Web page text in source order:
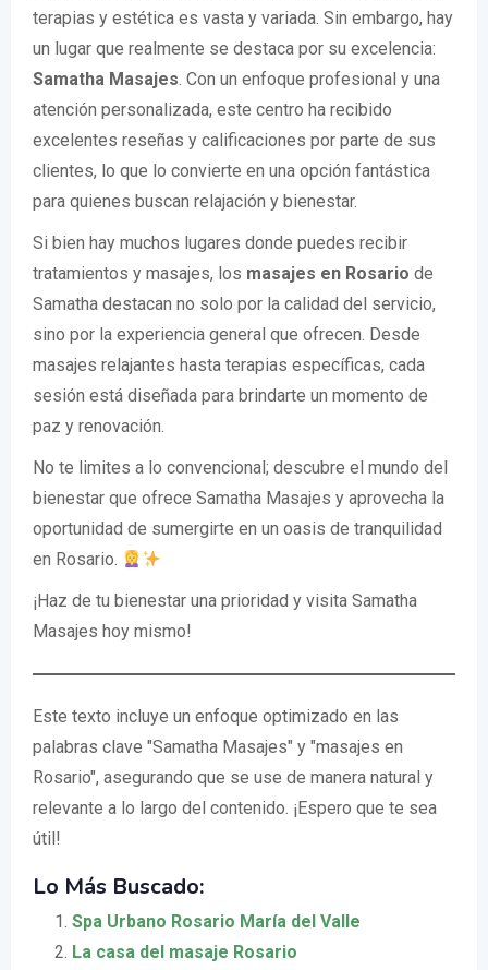
terapias y estética es vasta y variada. Sin embargo, hay
un lugar que realmente se destaca por su excelencia:
Samatha Masajes. Con un enfoque profesional y una
atención personalizada, este centro ha recibido
excelentes reseñas y calificaciones por parte de sus
clientes, lo que lo convierte en una opción fantástica
para quienes buscan relajación y bienestar.
Si bien hay muchos lugares donde puedes recibir
tratamientos y masajes, los masajes en Rosario de
Samatha destacan no solo por la calidad del servicio,
sino por la experiencia general que ofrecen. Desde
masajes relajantes hasta terapias específicas, cada
sesión está diseñada para brindarte un momento de
paz y renovación.
No te limites a lo convencional; descubre el mundo del
bienestar que ofrece Samatha Masajes y aprovecha la
oportunidad de sumergirte en un oasis de tranquilidad
en Rosario.
¡Haz de tu bienestar una prioridad y visita Samatha
Masajes hoy mismo!
Este texto incluye un enfoque optimizado en las
palabras clave "Samatha Masajes" y "masajes en
Rosario", asegurando que se use de manera natural y
relevante a lo largo del contenido. ¡Espero que te sea
útil!
Lo Más Buscado:
Spa Urbano Rosario María del Valle
La casa del masaje Rosario